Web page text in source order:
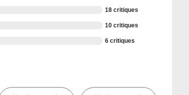
18 critiques
10 critiques
6 critiques